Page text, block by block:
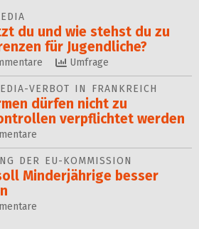
du und wie stehst du zu
für Jugendliche?
Umfrage
VERBOT IN FRANKREICH
dürfen nicht zu
ver­pflich­tet werden
DER EU-KOMMISSION
Minderjährige besser